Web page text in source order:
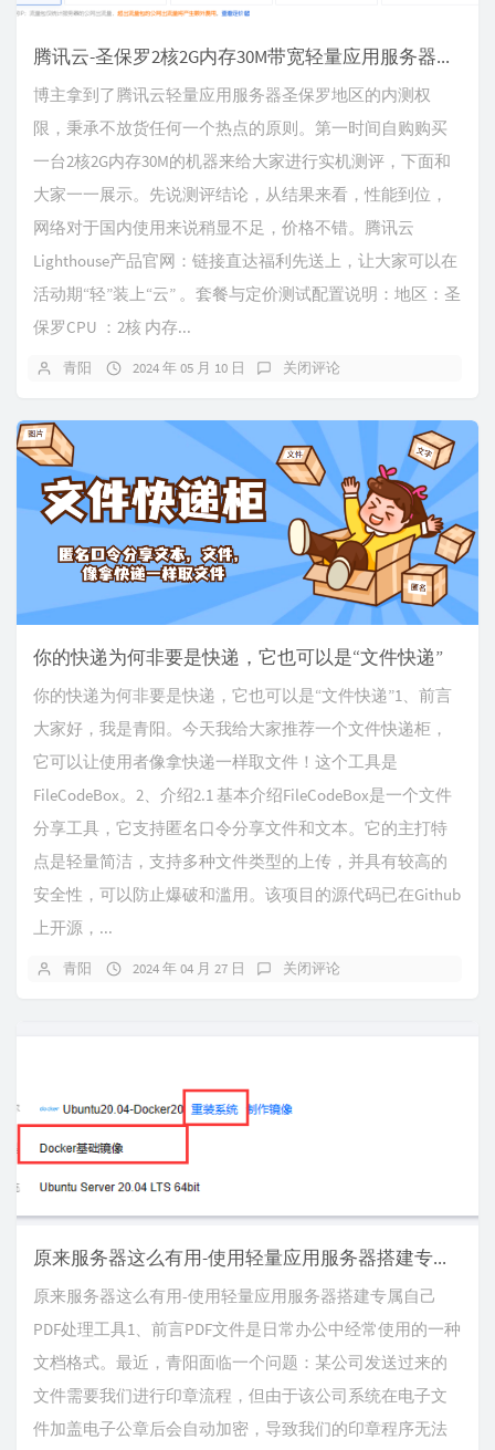
腾讯云-圣保罗2核2G内存30M带宽轻量应用服务器抢先测评
博主拿到了腾讯云轻量应用服务器圣保罗地区的内测权
限，秉承不放货任何一个热点的原则。第一时间自购购买
一台2核2G内存30M的机器来给大家进行实机测评，下面和
大家一一展示。先说测评结论，从结果来看，性能到位，
网络对于国内使用来说稍显不足，价格不错。腾讯云
Lighthouse产品官网：链接直达福利先送上，让大家可以在
活动期“轻”装上“云” 。套餐与定价测试配置说明：地区：圣
保罗CPU ：2核 内存...
青阳 2024 年 05 月 10 日 关闭评论
你的快递为何非要是快递，它也可以是“文件快递”
你的快递为何非要是快递，它也可以是“文件快递”1、前言
大家好，我是青阳。今天我给大家推荐一个文件快递柜，
它可以让使用者像拿快递一样取文件！这个工具是
FileCodeBox。2、介绍2.1 基本介绍FileCodeBox是一个文件
分享工具，它支持匿名口令分享文件和文本。它的主打特
点是轻量简洁，支持多种文件类型的上传，并具有较高的
安全性，可以防止爆破和滥用。该项目的源代码已在Github
上开源，...
青阳 2024 年 04 月 27 日 关闭评论
原来服务器这么有用-使用轻量应用服务器搭建专属自己PDF处理工具
原来服务器这么有用-使用轻量应用服务器搭建专属自己
PDF处理工具1、前言PDF文件是日常办公中经常使用的一种
文档格式。最近，青阳面临一个问题：某公司发送过来的
文件需要我们进行印章流程，但由于该公司系统在电子文
件加盖电子公章后会自动加密，导致我们的印章程序无法